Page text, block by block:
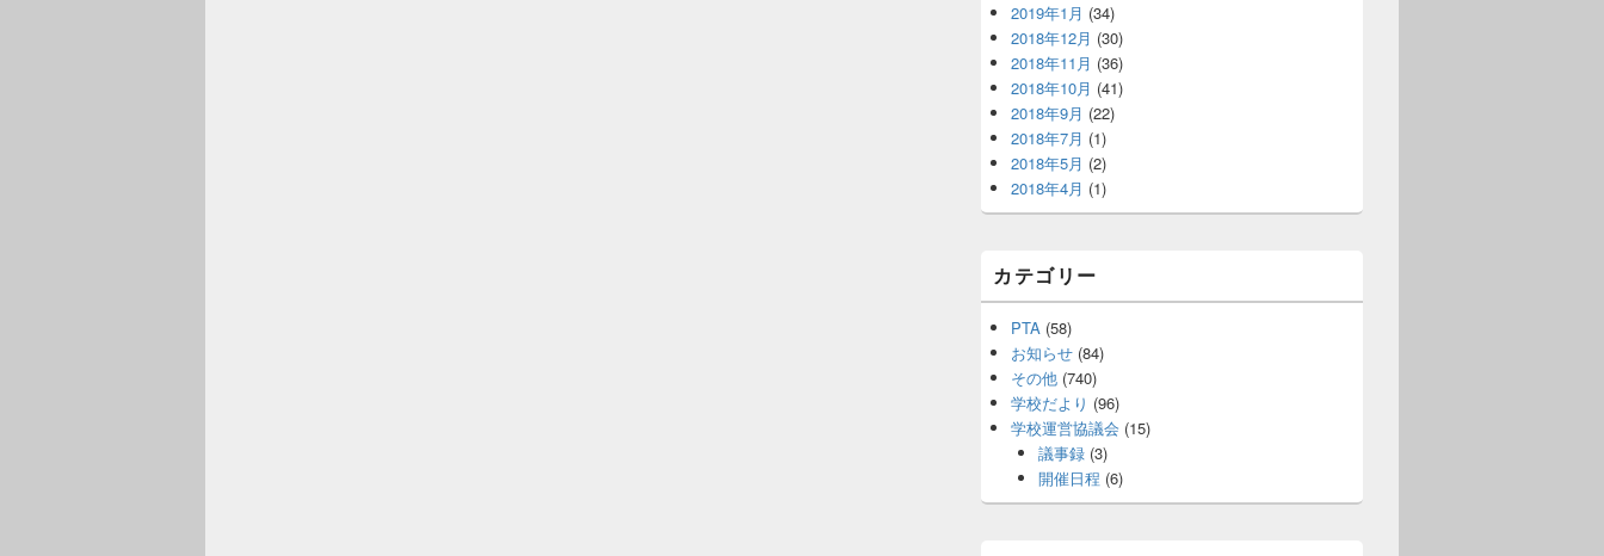
2019年1月 (34)
2018年12月 (30)
2018年11月 (36)
2018年10月 (41)
2018年9月 (22)
2018年7月 (1)
2018年5月 (2)
2018年4月 (1)
カテゴリー
PTA (58)
お知らせ (84)
その他 (740)
学校だより (96)
学校運営協議会 (15)
議事録(3)
開催日程 (6)